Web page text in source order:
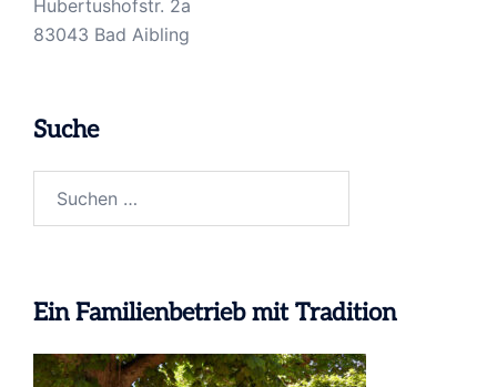
Hubertushofstr. 2a
83043 Bad Aibling
Suche
nach:
Ein Familienbetrieb mit Tradition